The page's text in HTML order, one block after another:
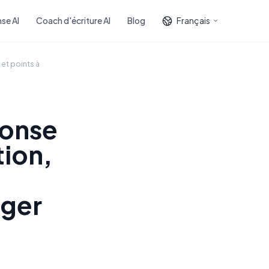
AI Coach d'écriture AI Blog Français
points à